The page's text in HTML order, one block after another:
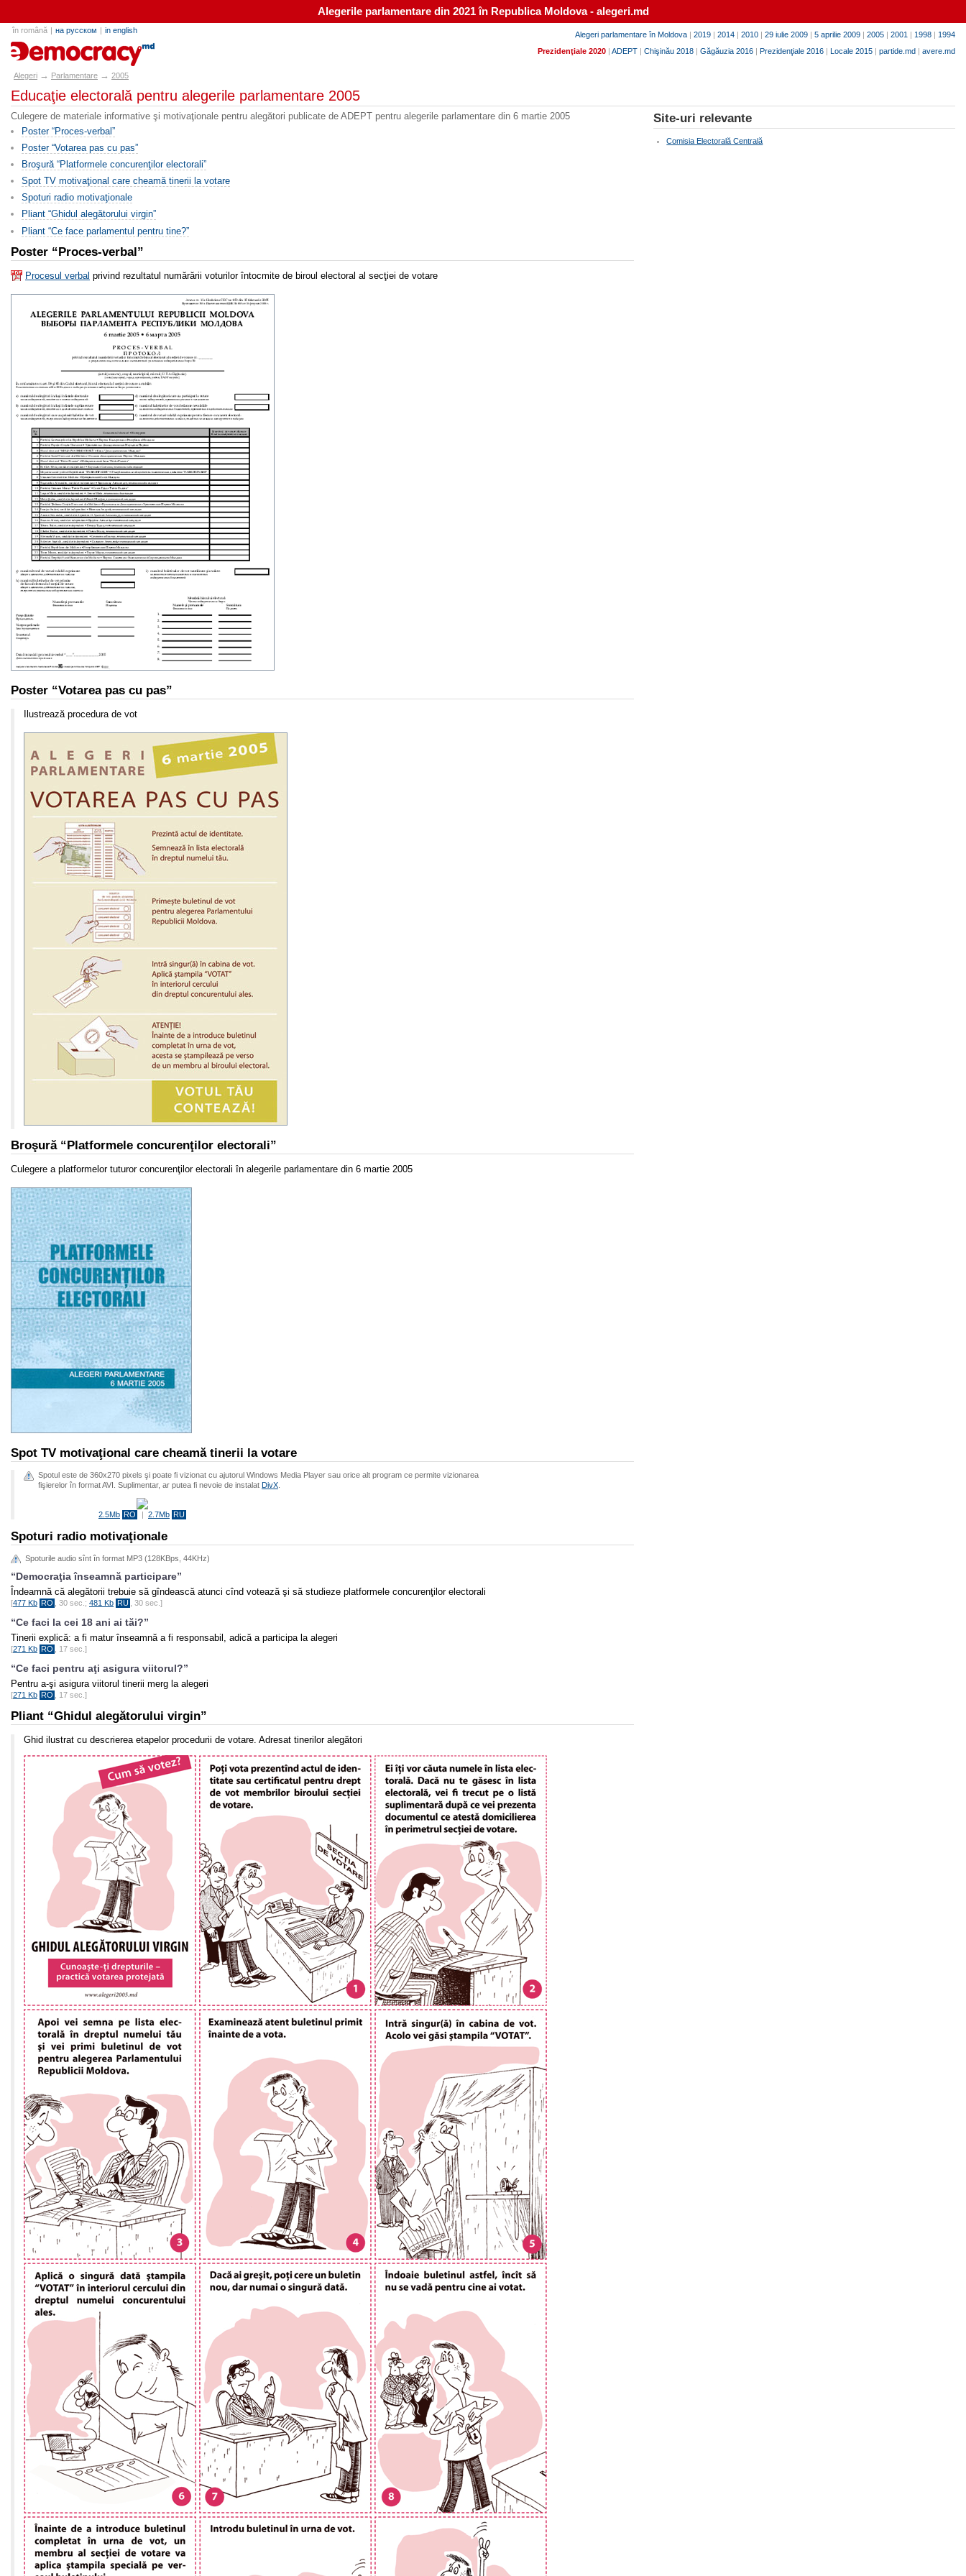
Alegerile parlamentare din 2021 în Republica Moldova - alegeri.md
Alegeri parlamentare în Moldova | 2019 | 2014 | 2010 | 29 iulie 2009 | 5 aprilie 2009 | 2005 | 2001 | 1998 | 1994
Prezidenţiale 2020 | ADEPT | Chişinău 2018 | Găgăuzia 2016 | Prezidenţiale 2016 | Locale 2015 | partide.md | avere.md
în română | на русском | in english
alegeri.md
Alegeri → Parlamentare → 2005
Educaţie electorală pentru alegerile parlamentare 2005
Culegere de materiale informative şi motivaţionale pentru alegători publicate de ADEPT pentru alegerile parlamentare din 6 martie 2005
Poster “Proces-verbal”
Poster “Votarea pas cu pas”
Broşură “Platformele concurenţilor electorali”
Spot TV motivaţional care cheamă tinerii la votare
Spoturi radio motivaţionale
Pliant “Ghidul alegătorului virgin”
Pliant “Ce face parlamentul pentru tine?”
Poster “Proces-verbal”
Procesul verbal privind rezultatul numărării voturilor întocmite de biroul electoral al secţiei de votare
Poster “Votarea pas cu pas”
Ilustrează procedura de vot
Broşură “Platformele concurenţilor electorali”
Culegere a platformelor tuturor concurenţilor electorali în alegerile parlamentare din 6 martie 2005
Spot TV motivaţional care cheamă tinerii la votare
Spotul este de 360x270 pixels şi poate fi vizionat cu ajutorul Windows Media Player sau orice alt program ce permite vizionarea
fişierelor în format AVI. Suplimentar, ar putea fi nevoie de instalat DivX.
2.5Mb RO 2.7Mb RU
Spoturi radio motivaţionale
Spoturile audio sînt în format MP3 (128KBps, 44KHz)
“Democraţia înseamnă participare”
Îndeamnă că alegătorii trebuie să gîndească atunci cînd votează şi să studieze platformele concurenţilor electorali
[477 Kb RO , 30 sec.; 481 Kb RU , 30 sec.]
“Ce faci la cei 18 ani ai tăi?”
Tinerii explică: a fi matur înseamnă a fi responsabil, adică a participa la alegeri
[271 Kb RO , 17 sec.]
“Ce faci pentru aţi asigura viitorul?”
Pentru a-şi asigura viitorul tinerii merg la alegeri
[271 Kb RO , 17 sec.]
Pliant “Ghidul alegătorului virgin”
Ghid ilustrat cu descrierea etapelor procedurii de votare. Adresat tinerilor alegători
Site-uri relevante
Comisia Electorală Centrală